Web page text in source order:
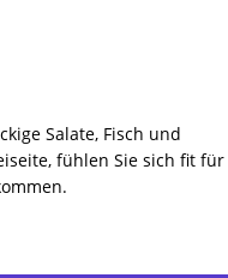
Salate, Fisch und
fühlen Sie sich fit für